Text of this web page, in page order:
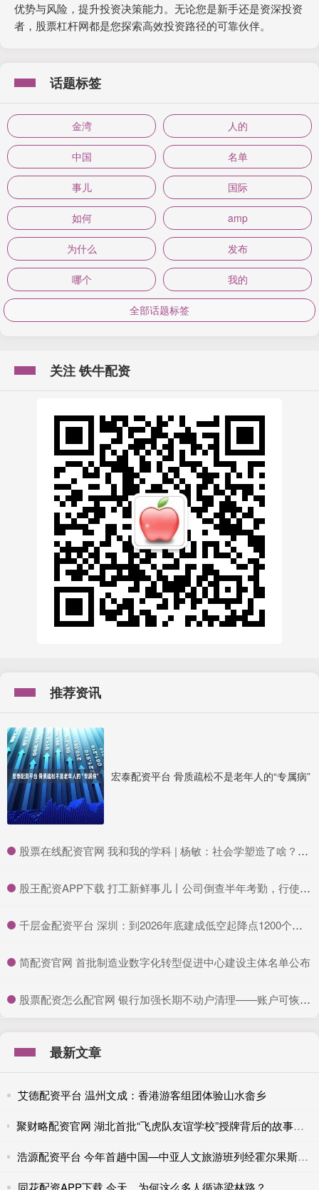
优势与风险，提升投资决策能力。无论您是新手还是资深投资
者，股票杠杆网都是您探索高效投资路径的可靠伙伴。
话题标签
金湾 人的
中国 名单
事儿 国际
如何 amp
为什么 发布
哪个 我的
全部话题标签
关注 铁牛配资
推荐资讯
宏泰配资平台 骨质疏松不是老年人的“专属病”
​股票在线配资官网 我和我的学科 | 杨敏：社会学塑造了啥？毕业生的故事_专业_研究生_高校
​股王配资APP下载 打工新鲜事儿丨公司倒查半年考勤，行使用工自主权还是裁员新手段？
​千层金配资平台 深圳：到2026年底建成低空起降点1200个以上，开通载人、载货飞行等各类低空商业航线1000条以上
​简配资官网 首批制造业数字化转型促进中心建设主体名单公布
​股票配资怎么配官网 银行加强长期不动户清理——账户可恢复 资金仍可取
最新文章
艾德配资平台 温州文成：香港游客组团体验山水畲乡
聚财略配资官网 湖北首批“飞虎队友谊学校”授牌背后的故事，81年前美国女飞行员在湖北获救
浩源配资平台 今年首趟中国—中亚人文旅游班列经霍尔果斯铁路口岸出境
同花配资APP下载 今天，为何这么多人循迹梁林路？